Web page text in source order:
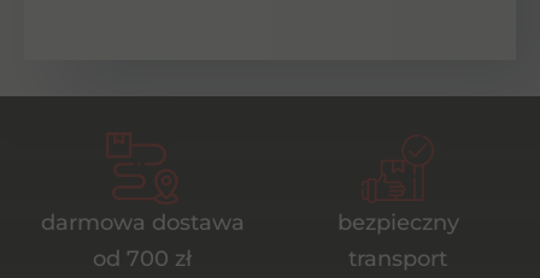
darmowa dostawa
od 700 zł
bezpieczny
transport